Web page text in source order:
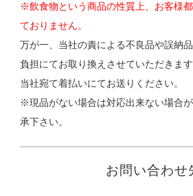
※飲食物という商品の性質上、お客様
ておりません。
万が一、当社の責による不良品や誤納
負担にてお取り換えさせていただきま
当社宛て着払いにてお送りください。
※現品がない場合は対応出来ない場合
承下さい。
お問い合わせ